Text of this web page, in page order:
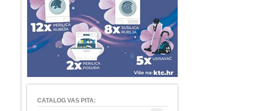
CATALOG VAS PITA: